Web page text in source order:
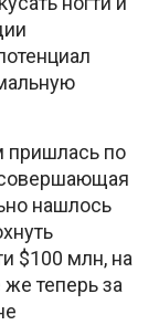
пришлась по
совершающая
нашлось
$100 млн, на
теперь за